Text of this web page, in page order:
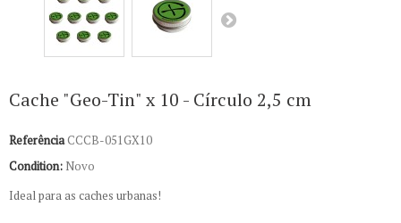
Cache "Geo-Tin" x 10 - Círculo 2,5 cm
ReferênciaCCCB-051GX10
Condition: Novo
Ideal para as caches urbanas!